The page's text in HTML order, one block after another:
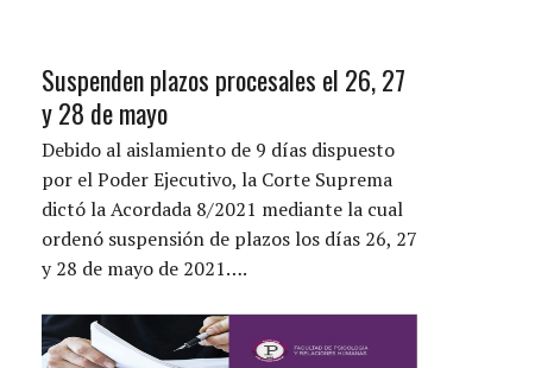
Suspenden plazos procesales el 26, 27
y 28 de mayo
Debido al aislamiento de 9 días dispuesto
por el Poder Ejecutivo, la Corte Suprema
dictó la Acordada 8/2021 mediante la cual
ordenó suspensión de plazos los días 26, 27
y 28 de mayo de 2021….